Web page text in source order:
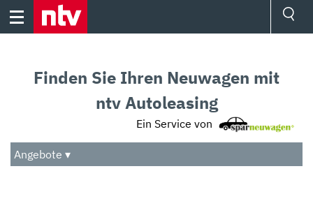
Skip
Audio
Das Beste
Finden Sie Ihren Neuwagen mit
ntv Autoleasing
Ein Service von
Angebote ▾